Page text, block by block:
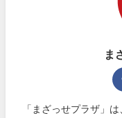
ま
「まざっせプラザ」